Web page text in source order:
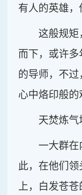
有人的英雄，
这般规
而下，或许
的导师，不过
心中烙印般
天焚炼气
一大群在
此，在他们
上，白发苍